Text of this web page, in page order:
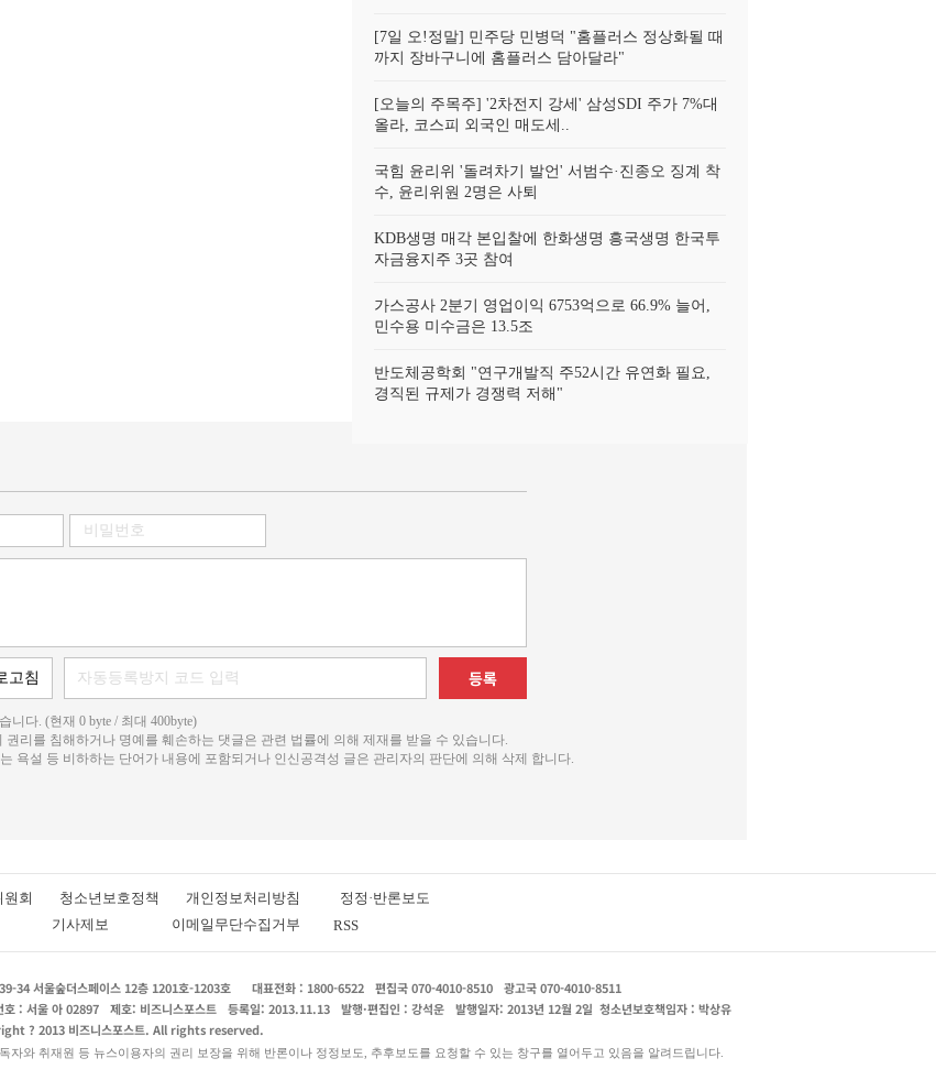
[7일 오!정말] 민주당 민병덕 "홈플러스 정상화될 때
까지 장바구니에 홈플러스 담아달라"
[오늘의 주목주] '2차전지 강세' 삼성SDI 주가 7%대
올라, 코스피 외국인 매도세..
국힘 윤리위 '돌려차기 발언' 서범수·진종오 징계 착
수, 윤리위원 2명은 사퇴
KDB생명 매각 본입찰에 한화생명 흥국생명 한국투
자금융지주 3곳 참여
가스공사 2분기 영업이익 6753억으로 66.9% 늘어,
민수용 미수금은 13.5조
반도체공학회 "연구개발직 주52시간 유연화 필요,
경직된 규제가 경쟁력 저해"
등록
니다. (현재 0 byte / 최대 400byte)
권리를 침해하거나 명예를 훼손하는 댓글은 관련 법률에 의해 제재를 받을 수 있습니다.
욕설 등 비하하는 단어가 내용에 포함되거나 인신공격성 글은 관리자의 판단에 의해 삭제 합니다.
원회 청소년보호정책 개인정보처리방침 정정·반론보도
기사제보 이메일무단수집거부 RSS
34 서울숲더스페이스 12층 1201호-1203호 대표전화 : 1800-6522 편집국 070-4010-8510
광고국 070-4010-8511
호 : 서울 아 02897 제호: 비즈니스포스트 등록일: 2013.11.13 발행·편집인 : 강석운 발행일자: 2013년 12월 2일 청소년보호책임자 : 박상유
? 2013 비즈니스포스트. All rights reserved.
자와 취재원 등 뉴스이용자의 권리 보장을 위해 반론이나 정정보도, 추후보도를 요청할 수 있는 창구를 열어두고 있음을 알려드립니다.